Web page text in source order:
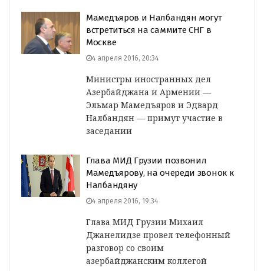
Мамедъяров и Налбандян могут
встретиться на саммите СНГ в
Москве
4 апреля 2016, 20:34
Министры иностранных дел
Азербайджана и Армении —
Эльмар Мамедъяров и Эдвард
Налбандян — примут участие в
заседании
Глава МИД Грузии позвонил
Мамедъярову, на очереди звонок к
Налбандяну
4 апреля 2016, 19:34
Глава МИД Грузии Михаил
Джанелидзе провел телефонный
разговор со своим
азербайджанским коллегой